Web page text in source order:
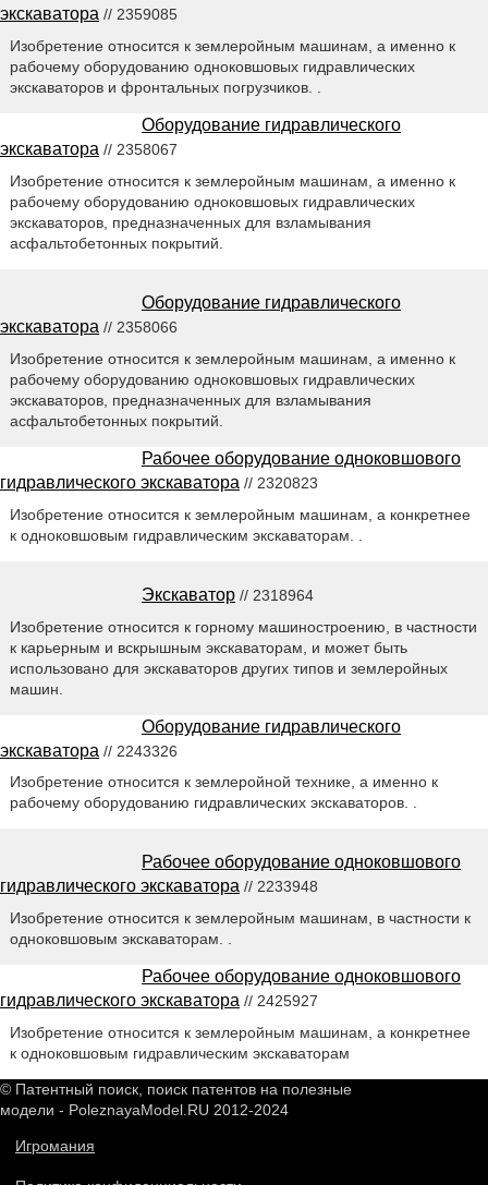
экскаватора // 2359085
Изобретение относится к землеройным машинам, а именно к
рабочему оборудованию одноковшовых гидравлических
экскаваторов и фронтальных погрузчиков. .
Оборудование гидравлического
экскаватора // 2358067
Изобретение относится к землеройным машинам, а именно к
рабочему оборудованию одноковшовых гидравлических
экскаваторов, предназначенных для взламывания
асфальтобетонных покрытий.
Оборудование гидравлического
экскаватора // 2358066
Изобретение относится к землеройным машинам, а именно к
рабочему оборудованию одноковшовых гидравлических
экскаваторов, предназначенных для взламывания
асфальтобетонных покрытий.
Рабочее оборудование одноковшового
гидравлического экскаватора // 2320823
Изобретение относится к землеройным машинам, а конкретнее
к одноковшовым гидравлическим экскаваторам. .
Экскаватор // 2318964
Изобретение относится к горному машиностроению, в частности
к карьерным и вскрышным экскаваторам, и может быть
использовано для экскаваторов других типов и землеройных
машин.
Оборудование гидравлического
экскаватора // 2243326
Изобретение относится к землеройной технике, а именно к
рабочему оборудованию гидравлических экскаваторов. .
Рабочее оборудование одноковшового
гидравлического экскаватора // 2233948
Изобретение относится к землеройным машинам, в частности к
одноковшовым экскаваторам. .
Рабочее оборудование одноковшового
гидравлического экскаватора // 2425927
Изобретение относится к землеройным машинам, а конкретнее
к одноковшовым гидравлическим экскаваторам
© Патентный поиск, поиск патентов на полезные
модели - PoleznayaModel.RU 2012-2024
Игромания